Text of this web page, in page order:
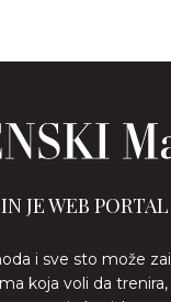
JE WEB
i sve sto može
koja voli da